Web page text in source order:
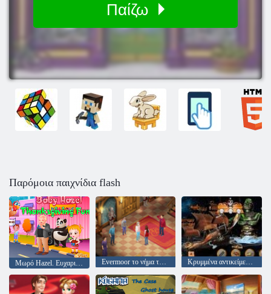
Παίζω
Παρόμοια παιχνίδια flash
Μωρό Hazel. Ευχαριστιών διασκέδαση Evermoor το νήμα της μοίρας Κρυμμένα αντικείμενα Pirate Treasure